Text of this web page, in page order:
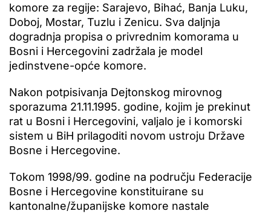
komore za regije: Sarajevo, Bihać, Banja Luku,
Doboj, Mostar, Tuzlu i Zenicu. Sva daljnja
dogradnja propisa o privrednim komorama u
Bosni i Hercegovini zadržala je model
jedinstvene-opće komore.
Nakon potpisivanja Dejtonskog mirovnog
sporazuma 21.11.1995. godine, kojim je prekinut
rat u Bosni i Hercegovini, valjalo je i komorski
sistem u BiH prilagoditi novom ustroju Države
Bosne i Hercegovine.
Tokom 1998/99. godine na području Federacije
Bosne i Hercegovine konstituirane su
kantonalne/županijske komore nastale